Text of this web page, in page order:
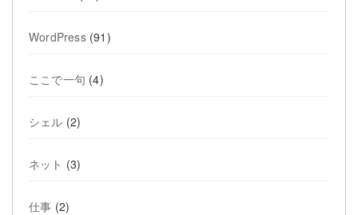
WordPress(91)
ここで一句 (4)
シェル (2)
ネット (3)
仕事 (2)